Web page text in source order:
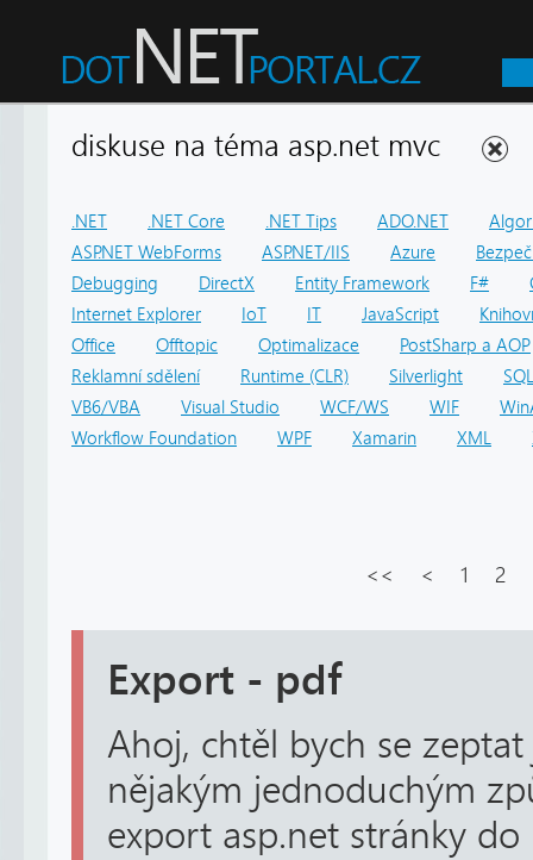
diskuse na téma asp.net mvc
.NET .NET Core .NET Tips ADO.NET
ASP.NET WebForms
ASP.NET/IIS Azure
Debugging
DirectX Entity Framework F#
Internet Explorer
IoT IT JavaScript
Office
Offtopic Optimalizace
PostSharp a AOP
Reklamní sdělení
Runtime (CLR) Silverlight
SQL
VB6/VBA
Visual Studio WCF/WS WIF
Workflow Foundation
WPF Xamarin XML
<< < 1 2
Export - pdf
Ahoj, chtěl bych se
nějakým jednoduchým
export asp.net stránky do